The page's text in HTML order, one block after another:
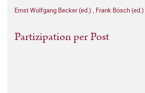
Ernst Wolfgang Becker (ed.) , Frank Bösch (ed.)
Partizipation per Post